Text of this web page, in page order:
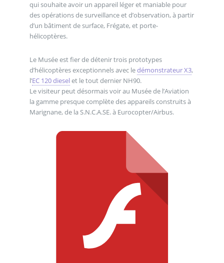
qui souhaite avoir un appareil léger et maniable pour
des opérations de surveillance et d’observation, à partir
d’un bâtiment de surface, Frégate, et porte-
hélicoptères.
Le Musée est fier de détenir trois prototypes
d’hélicoptères exceptionnels avec ledémonstrateur X3,
l’EC 120 diesel et le tout dernier NH90.
Le visiteur peut désormais voir au Musée de l’Aviation
la gamme presque complète des appareils construits à
Marignane, de la S.N.C.A.SE. à Eurocopter/Airbus.